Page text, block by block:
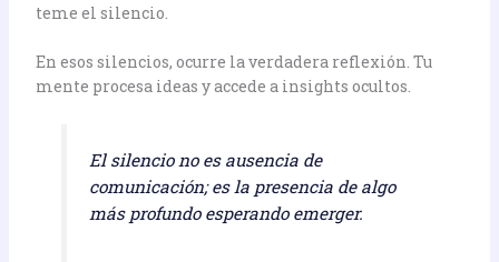
teme el silencio.
En esos silencios, ocurre la verdadera reflexión. Tu
mente procesa ideas y accede a insights ocultos.
El silencio no es ausencia de
comunicación; es la presencia de algo
más profundo esperando emerger.